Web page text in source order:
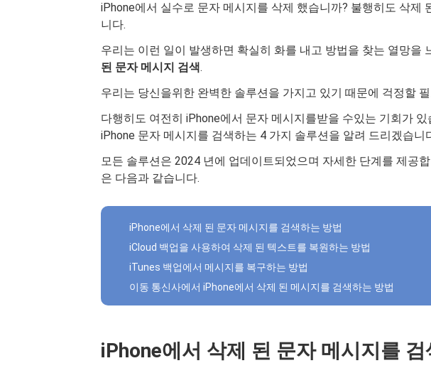
iPhone에서 실수로 문자 메시지를 삭제 했습니까? 불행히도 삭제
니다.
우리는 이런 일이 발생하면 확실히 화를 내고 방법을 찾는 열망을
된 문자 메시지 검색.
우리는 당신을위한 완벽한 솔루션을 가지고 있기 때문에 걱정할
다행히도 여전히 iPhone에서 문자 메시지를받을 수있는 기회가
iPhone 문자 메시지를 검색하는 4 가지 솔루션을 알려 드리겠습니
모든 솔루션은 2024 년에 업데이트되었으며 자세한 단계를 제공
은 다음과 같습니다.
iPhone에서 삭제 된 문자 메시지를 검색하는 방법
iCloud 백업을 사용하여 삭제 된 텍스트를 복원하는 방법
iTunes 백업에서 메시지를 복구하는 방법
이동 통신사에서 iPhone에서 삭제 된 메시지를 검색하는 방법
iPhone에서 삭제 된 문자 메시지를 검